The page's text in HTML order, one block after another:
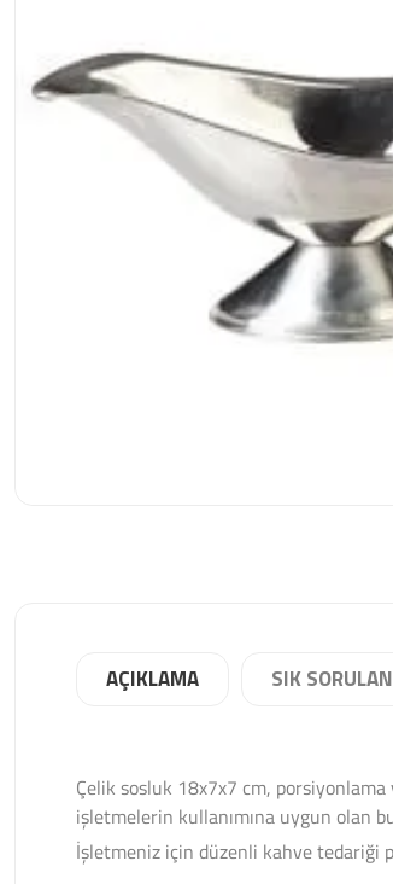
AÇIKLAMA SIK
Çelik sosluk 18x7x7 cm,
işletmelerin kullanımına uygun olan
İşletmeniz için düzenli kahve tedariği